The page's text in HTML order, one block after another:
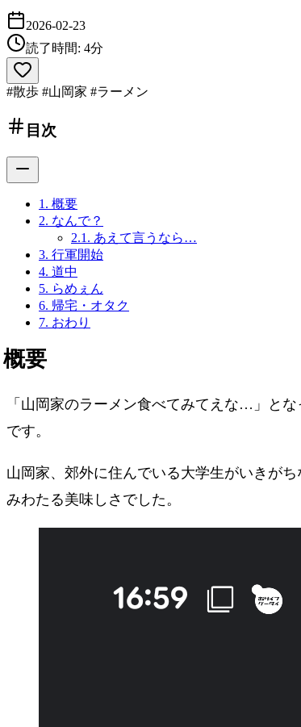
2026-02-23
読了時間: 4分
#散歩 #山岡家 #ラーメン
目次
1. 概要
2. なんで？
2.1. あえて言うなら…
3. 行軍開始
4. 道中
5. らめぇん
6. 帰宅・オタク
7. おわり
概要
「山岡家のラーメン食べてみてえな…」と
です。
山岡家、郊外に住んでいる大学生がいきが
みわたる美味しさでした。